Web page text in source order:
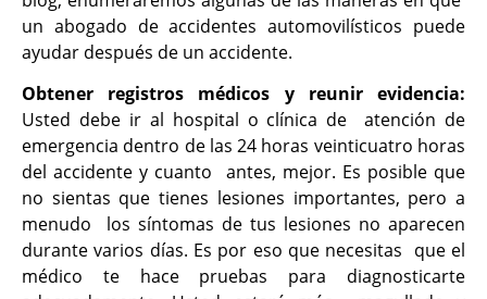
un abogado de accidentes automovilísticos puede
ayudar después de un accidente.
Obtener registros médicos y reunir evidencia:
Usted debe ir al hospital o clínica de atención de
emergencia dentro de las 24 horas veinticuatro horas
del accidente y cuanto antes, mejor. Es posible que
no sientas que tienes lesiones importantes, pero a
menudo los síntomas de tus lesiones no aparecen
durante varios días. Es por eso que necesitas que el
médico te hace pruebas para diagnosticarte